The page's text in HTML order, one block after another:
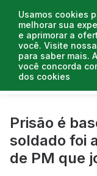
Usamos cookies
melhorar sua
e aprimorar a
você. Visite nossa
para saber mais.
você concorda
dos cookies
Curtas do Poder
Prisão é
soldado foi
de PM que